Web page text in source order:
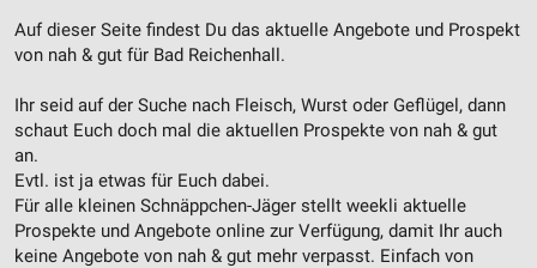
Auf dieser Seite findest Du das aktuelle Angebote und Prospekt
von nah & gut für Bad Reichenhall.
Ihr seid auf der Suche nach Fleisch, Wurst oder Geflügel, dann
schaut Euch doch mal die aktuellen Prospekte von nah & gut
an.
Evtl. ist ja etwas für Euch dabei.
Für alle kleinen Schnäppchen-Jäger stellt weekli aktuelle
Prospekte und Angebote online zur Verfügung, damit Ihr auch
keine Angebote von nah & gut mehr verpasst. Einfach von
Funktional
Werbung